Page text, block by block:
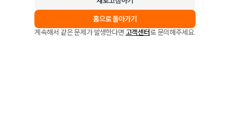
홈으로 돌아가기
계속해서 같은 문제가 발생한다면 고객센터로 문의해주세요.